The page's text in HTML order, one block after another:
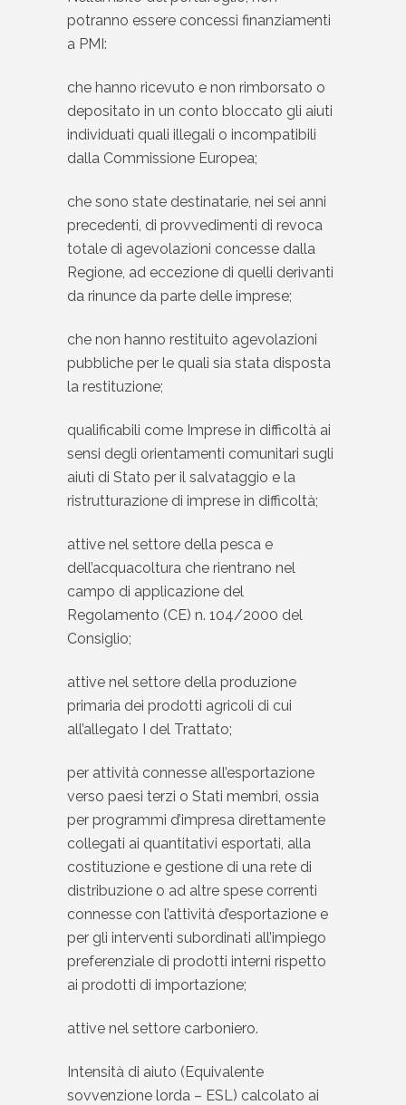
potranno essere concessi finanziamenti
a PMI:
che hanno ricevuto e non rimborsato o
depositato in un conto bloccato gli aiuti
individuati quali illegali o incompatibili
dalla Commissione Europea;
che sono state destinatarie, nei sei anni
precedenti, di provvedimenti di revoca
totale di agevolazioni concesse dalla
Regione, ad eccezione di quelli derivanti
da rinunce da parte delle imprese;
che non hanno restituito agevolazioni
pubbliche per le quali sia stata disposta
la restituzione;
qualificabili come Imprese in difficoltà ai
sensi degli orientamenti comunitari sugli
aiuti di Stato per il salvataggio e la
ristrutturazione di imprese in difficoltà;
attive nel settore della pesca e
dell’acquacoltura che rientrano nel
campo di applicazione del
Regolamento (CE) n. 104/2000 del
Consiglio;
attive nel settore della produzione
primaria dei prodotti agricoli di cui
all’allegato I del Trattato;
per attività connesse all’esportazione
verso paesi terzi o Stati membri, ossia
per programmi d’impresa direttamente
collegati ai quantitativi esportati, alla
costituzione e gestione di una rete di
distribuzione o ad altre spese correnti
connesse con l’attività d’esportazione e
per gli interventi subordinati all’impiego
preferenziale di prodotti interni rispetto
ai prodotti di importazione;
attive nel settore carboniero.
Intensità di aiuto (Equivalente
sovvenzione lorda – ESL) calcolato ai